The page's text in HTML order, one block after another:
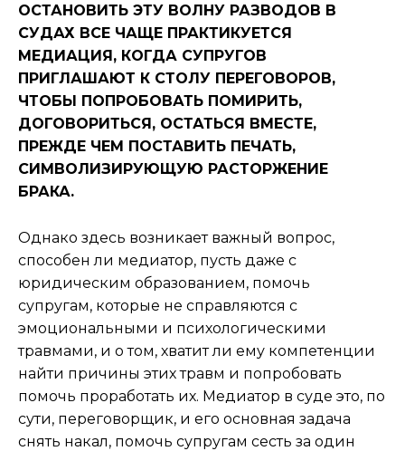
ОСТАНОВИТЬ ЭТУ ВОЛНУ РАЗВОДОВ В
СУДАХ ВСЕ ЧАЩЕ ПРАКТИКУЕТСЯ
МЕДИАЦИЯ, КОГДА СУПРУГОВ
ПРИГЛАШАЮТ К СТОЛУ ПЕРЕГОВОРОВ,
ЧТОБЫ ПОПРОБОВАТЬ ПОМИРИТЬ,
ДОГОВОРИТЬСЯ, ОСТАТЬСЯ ВМЕСТЕ,
ПРЕЖДЕ ЧЕМ ПОСТАВИТЬ ПЕЧАТЬ,
СИМВОЛИЗИРУЮЩУЮ РАСТОРЖЕНИЕ
БРАКА.
Однако здесь возникает важный вопрос,
способен ли медиатор, пусть даже с
юридическим образованием, помочь
супругам, которые не справляются с
эмоциональными и психологическими
травмами, и о том, хватит ли ему компетенции
найти причины этих травм и попробовать
помочь проработать их. Медиатор в суде это, по
сути, переговорщик, и его основная задача
снять накал, помочь супругам сесть за один